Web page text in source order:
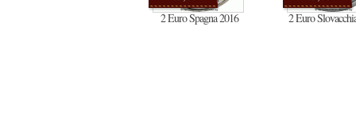
2 Euro Spagna 2016 2 Euro